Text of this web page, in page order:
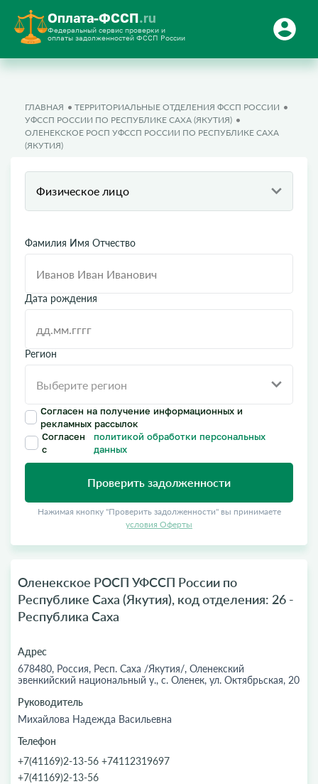
Оплата-ФССП.ru
Федеральный сервис проверки и
оплаты задолженностей ФССП России
ГЛАВНАЯ
ТЕРРИТОРИАЛЬНЫЕ ОТДЕЛЕНИЯ ФССП РОССИИ
УФССП РОССИИ ПО РЕСПУБЛИКЕ САХА (ЯКУТИЯ)
ОЛЕНЕКСКОЕ РОСП УФССП РОССИИ ПО РЕСПУБЛИКЕ САХА
(ЯКУТИЯ)
Физическое лицо
Фамилия Имя Отчество
Дата рождения
Регион
Согласен на получение информационных и
рекламных рассылок
Согласен
с
политикой обработки персональных
данных
Проверить задолженности
Нажимая кнопку "Проверить задолженности" вы принимаете
условия Оферты
Оленекское РОСП УФССП России по
Республике Саха (Якутия), код отделения: 26 -
Республика Саха
Адрес
678480, Россия, Респ. Саха /Якутия/, Оленекский
эвенкийский национальный у., с. Оленек, ул. Октябрьская, 20
Руководитель
Михайлова Надежда Васильевна
Телефон
+7(41169)2-13-56 +74112319697
+7(41169)2-13-56